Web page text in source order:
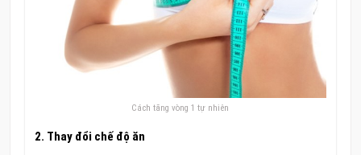
Cách tăng vòng 1 tự nhiên
2. Thay đổi chế độ ăn